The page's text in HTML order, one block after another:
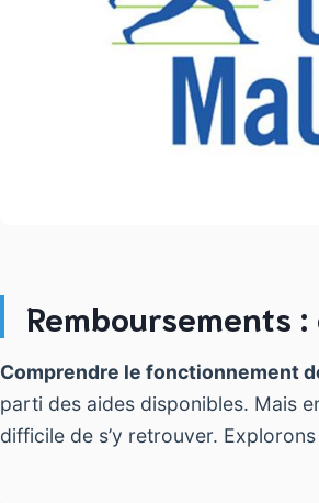
Remboursements
Comprendre le fonctionnement
parti des aides disponibles. Mais
difficile de s’y retrouver.